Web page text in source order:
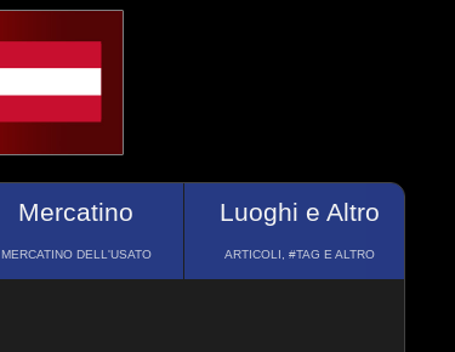
Mercatino
MERCATINO DELL'USATO
Luoghi e Altro
ARTICOLI, #TAG E ALTRO